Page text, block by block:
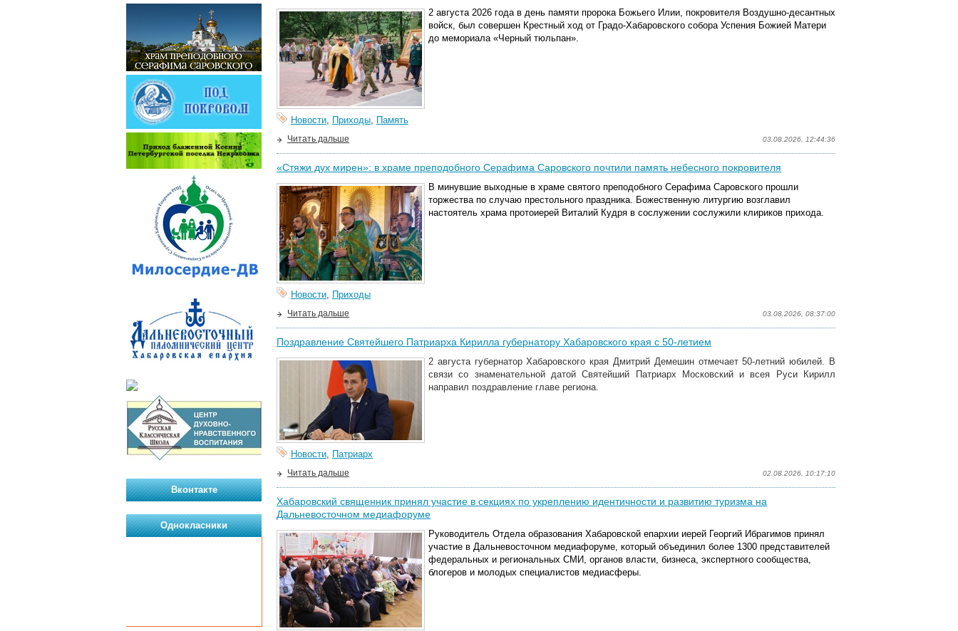
2 августа 2026 года в день памяти пророка Божьего Илии, покровителя Воздушно-десантных
войск, был совершен Крестный ход от Градо-Хабаровского собора Успения Божией Матери
до мемориала «Черный тюльпан».
Новости, Приходы, Память
03.08.2026, 12:44:36
Читать дальше
«Стяжи дух мирен»: в храме преподобного Серафима Саровского почтили память небесного покровителя
В минувшие выходные в храме святого преподобного Серафима Саровского прошли
торжества по случаю престольного праздника. Божественную литургию возглавил
настоятель храма протоиерей Виталий Кудря в сослужении сослужили клириков прихода.
Новости, Приходы
03.08.2026, 08:37:00
Читать дальше
Поздравление Святейшего Патриарха Кирилла губернатору Хабаровского края с 50-летием
2 августа губернатор Хабаровского края Дмитрий Демешин отмечает 50-летний юбилей. В
связи со знаменательной датой Святейший Патриарх Московский и всея Руси Кирилл
направил поздравление главе региона.
Новости, Патриарх
02.08.2026, 10:17:10
Читать дальше
Хабаровский священник принял участие в секциях по укреплению идентичности и развитию туризма на
Дальневосточном медиафоруме
Руководитель Отдела образования Хабаровской епархии иерей Георгий Ибрагимов принял
участие в Дальневосточном медиафоруме, который объединил более 1300 представителей
федеральных и региональных СМИ, органов власти, бизнеса, экспертного сообщества,
блогеров и молодых специалистов медиасферы.
Вконтакте
Однокласники